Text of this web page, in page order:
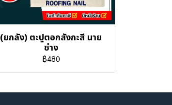
(ยกลัง) ตะปูตอกสังกะสี นาย
ช่าง
฿480